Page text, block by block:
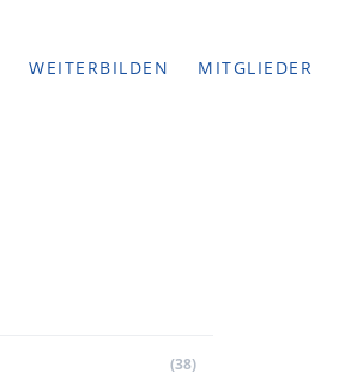
WEITERBILDEN MITGLIEDER
(38)